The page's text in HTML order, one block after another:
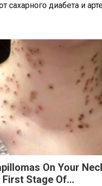
сахарного диабета и
On Your
First Stage Of...